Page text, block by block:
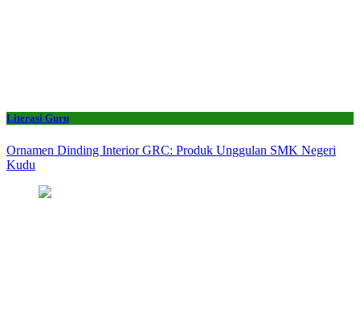
Literasi Guru
Ornamen Dinding Interior GRC: Produk Unggulan SMK Negeri
Kudu